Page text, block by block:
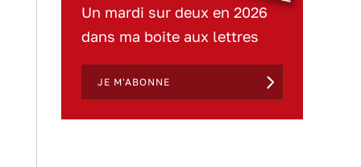
Un mardi sur deux en 2026
dans ma boite aux lettres
JE M'ABONNE